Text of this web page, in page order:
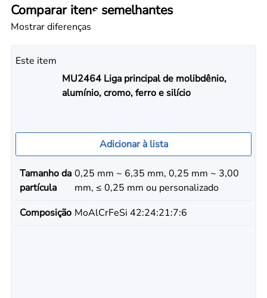
Comparar itens semelhantes
Mostrar diferenças
Este item
MU2464 Liga principal de molibdênio,
alumínio, cromo, ferro e silício
Adicionar à lista
Tamanho da
partícula
0,25 mm ~ 6,35 mm, 0,25 mm ~ 3,00
mm, ≤ 0,25 mm ou personalizado
Composição MoAlCrFeSi 42:24:21:7:6